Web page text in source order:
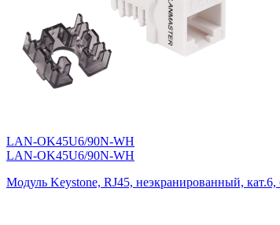
LAN-OK45U6/90N-WH
LAN-OK45U6/90N-WH
Модуль Keystone, RJ45, неэкранированный,